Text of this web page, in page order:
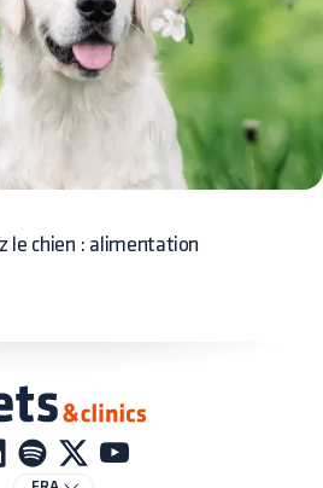
le chien : alimentation